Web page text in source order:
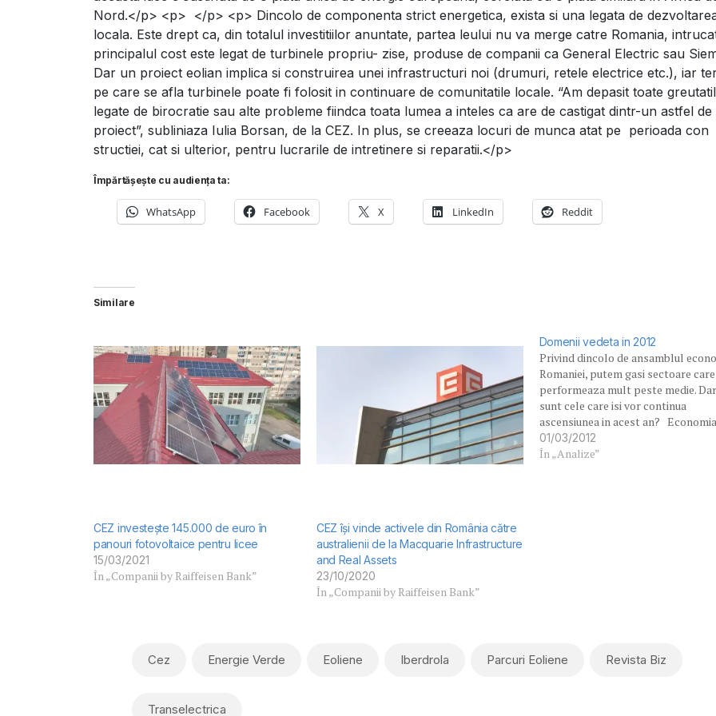
Nord.</p> <p> </p> <p> Dincolo de componenta strict energetica, exista si una legata de
locala. Este drept ca, din totalul investitiilor anuntate, partea leului nu va merge catre Romania,
principalul cost este legat de turbinele propriu- zise, produse de companii ca General Electric sau
Dar un proiect eolian implica si construirea unei infrastructuri noi (drumuri, retele electrice etc.), iar
pe care se afla turbinele poate fi folosit in continuare de comunitatile locale. “Am depasit toate
legate de birocratie sau alte probleme fiindca toata lumea a inteles ca are de castigat dintr-un astfel de
proiect”, subliniaza Iulia Borsan, de la CEZ. In plus, se creeaza locuri de munca atat pe perioada con
structiei, cat si ulterior, pentru lucrarile de intretinere si reparatii.</p>
Împărtășește cu audiența ta:
WhatsApp Facebook X LinkedIn Reddit
Similare
CEZ investește 145.000 de euro în
panouri fotovoltaice pentru licee
15/03/2021
În „Companii by Raiffeisen Bank”
CEZ își vinde activele din România către
australienii de la Macquarie Infrastructure
and Real Assets
23/10/2020
În „Companii by Raiffeisen Bank”
Domenii vedeta in 2012
Privind dincolo de ansamblul
Romaniei, putem gasi sectoare care
performeaza mult peste medie.
sunt cele care isi vor continua
ascensiunea in acest an? Economia
romaneasca a inregistrat in 2011 o
crestere de 2,5%, ceea ce ne situeaza
01/03/2012
În „Analize”
Cez Energie Verde Eoliene Iberdrola Parcuri Eoliene Revista Biz
Transelectrica